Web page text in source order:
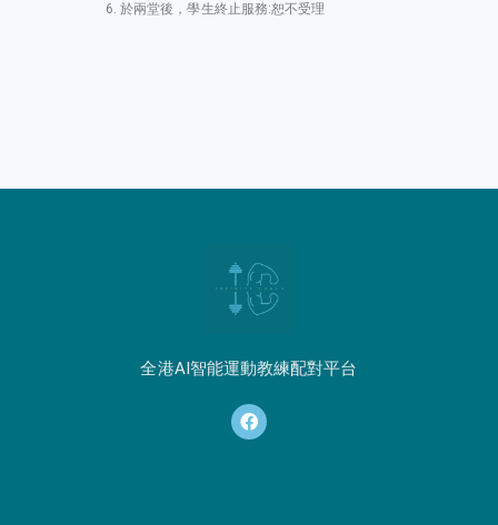
於兩堂後，學生終止服務:恕不受理
全港AI智能運動教練配對平台